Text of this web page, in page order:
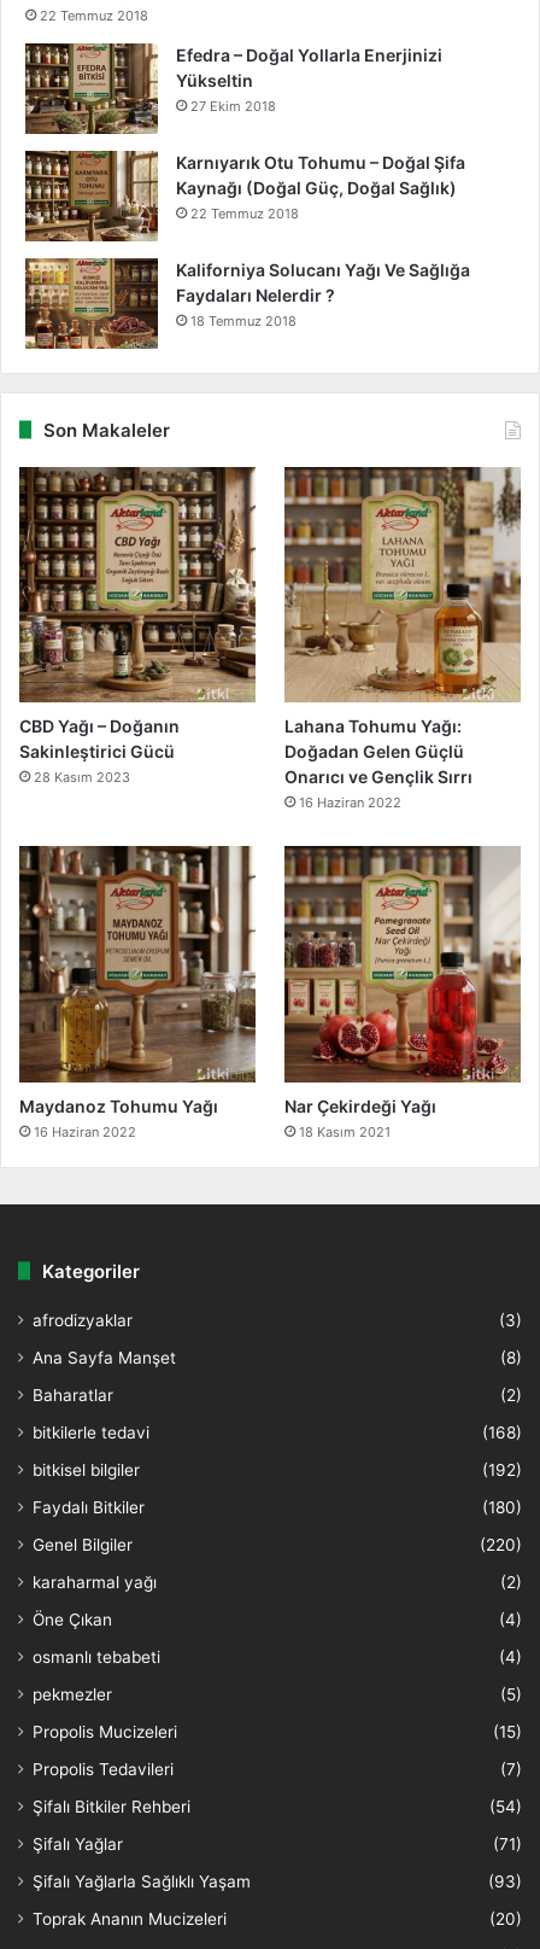
22 Temmuz 2018
Efedra – Doğal Yollarla Enerjinizi
Yükseltin
27 Ekim 2018
Karnıyarık Otu Tohumu – Doğal Şifa
Kaynağı (Doğal Güç, Doğal Sağlık)
22 Temmuz 2018
Kaliforniya Solucanı Yağı Ve Sağlığa
Faydaları Nelerdir ?
18 Temmuz 2018
Son Makaleler
CBD Yağı – Doğanın
Sakinleştirici Gücü
28 Kasım 2023
Lahana Tohumu Yağı:
Doğadan Gelen Güçlü
Onarıcı ve Gençlik Sırrı
16 Haziran 2022
Maydanoz Tohumu Yağı
16 Haziran 2022
Nar Çekirdeği Yağı
18 Kasım 2021
Kategoriler
afrodizyaklar
(3)
Ana Sayfa Manşet
(8)
Baharatlar
(2)
bitkilerle tedavi
(168)
bitkisel bilgiler
(192)
Faydalı Bitkiler
(180)
Genel Bilgiler
(220)
karaharmal yağı
(2)
Öne Çıkan
(4)
osmanlı tebabeti
(4)
pekmezler
(5)
Propolis Mucizeleri
(15)
Propolis Tedavileri
(7)
Şifalı Bitkiler Rehberi
(54)
Şifalı Yağlar
(71)
Şifalı Yağlarla Sağlıklı Yaşam
(93)
Toprak Ananın Mucizeleri
(20)